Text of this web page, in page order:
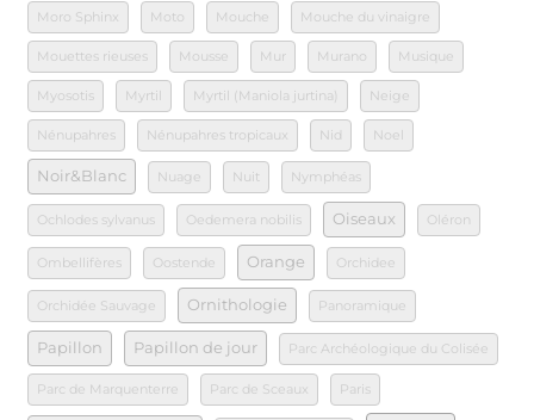
Moro Sphinx Moto Mouche Mouche du vinaigre
Mouettes rieuses Mousse Mur Murano Musique
Myosotis Myrtil Myrtil (Maniola jurtina) Neige
Nénupahres Nénupahres tropicaux Nid Noel
Noir&Blanc Nuage Nuit Nymphéas
Ochlodes sylvanus Oedemera nobilis Oiseaux Oléron
Ombellifères Oostende Orange Orchidee
Orchidée Sauvage Ornithologie Panoramique
Papillon Papillon de jour Parc Archéologique du Colisée
Parc de Marquenterre Parc de Sceaux Paris